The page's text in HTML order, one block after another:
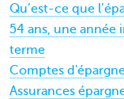
Qu’est-ce que
54 ans, une
terme
Comptes
Assurances